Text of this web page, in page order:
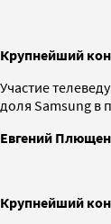
Крупнейший
Участие
доля Samsung в
Евгений
Крупнейший